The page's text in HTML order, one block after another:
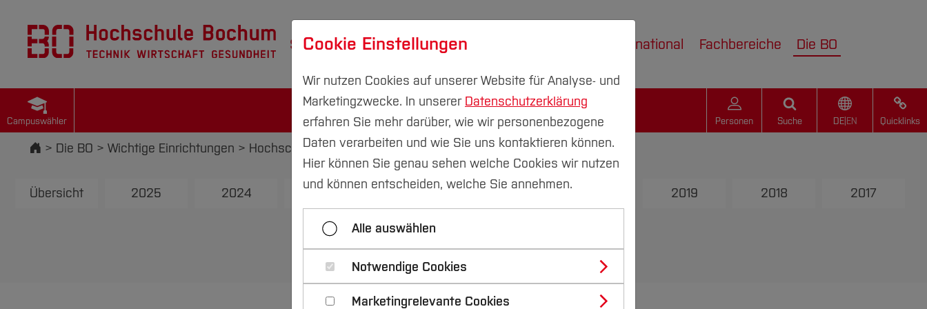
Studium Forschung & Transfer International Fachbereiche Die BO
Campuswähler Personen Suche DE| EN Quicklinks
Startseite
Die BO Wichtige Einrichtungen Hochschulkommunikation Pressemitteilungen
Übersicht 2025 2024 2023 2022 2021 2019 2018 2017
Cookie Einstellungen
Wir nutzen Cookies auf unserer Website für Analyse- und
Marketingzwecke. In unserer Datenschutzerklärung
erfahren Sie mehr darüber, wie wir personenbezogene
Daten verarbeiten und wie Sie uns kontaktieren können.
Hier können Sie genau sehen welche Cookies wir nutzen
und können entscheiden, welche Sie annehmen.
Alle auswählen
Notwendige Cookies
Marketingrelevante Cookies